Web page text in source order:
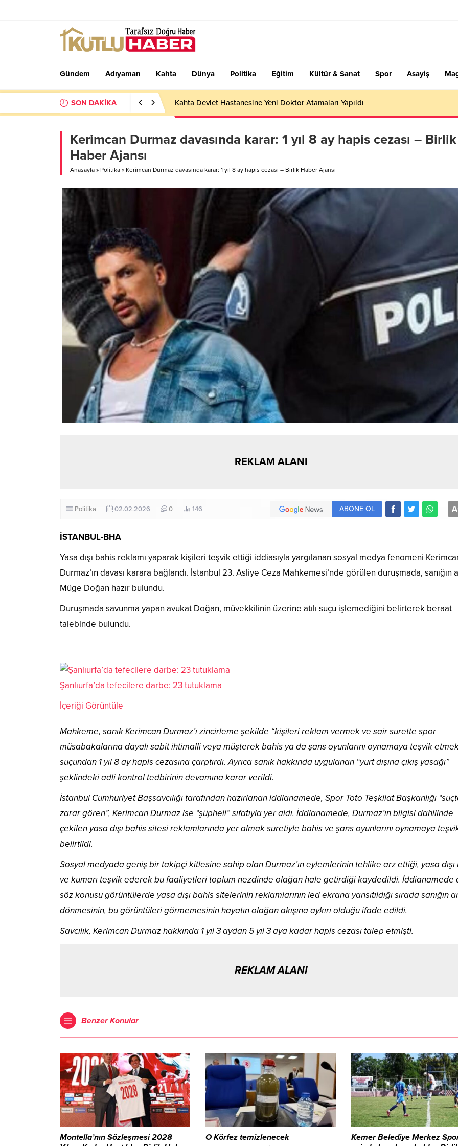
Gündem Adıyaman Kahta Dünya Politika Eğitim Kültür & Sanat Spor Asayiş
SON DAKİKA Kahta Devlet Hastanesine Yeni Doktor Atamaları Yapıldı
Kerimcan Durmaz davasında karar: 1 yıl 8 ay hapis cezası – Birlik
Haber Ajansı
Anasayfa » Politika » Kerimcan Durmaz davasında karar: 1 yıl 8 ay hapis cezası – Birlik Haber Ajansı
REKLAM ALANI
Politika 02.02.2026 0 146 A
ABONE OL
İSTANBUL-BHA
Yasa dışı bahis reklamı yaparak kişileri teşvik ettiği iddiasıyla yargılanan sosyal medya fenomeni
Durmaz’ın davası karara bağlandı. İstanbul 23. Asliye Ceza Mahkemesi’nde görülen duruşmada, sanığın
Müge Doğan hazır bulundu.
Duruşmada savunma yapan avukat Doğan, müvekkilinin üzerine atılı suçu işlemediğini belirterek beraat
talebinde bulundu.
Şanlıurfa’da tefecilere darbe: 23 tutuklama
İçeriği Görüntüle
Mahkeme, sanık Kerimcan Durmaz’ı zincirleme şekilde “kişileri reklam vermek ve sair surette spor
müsabakalarına dayalı sabit ihtimalli veya müşterek bahis ya da şans oyunlarını oynamaya teşvik
suçundan 1 yıl 8 ay hapis cezasına çarptırdı. Ayrıca sanık hakkında uygulanan “yurt dışına çıkış yasağı”
şeklindeki adli kontrol tedbirinin devamına karar verildi.
İstanbul Cumhuriyet Başsavcılığı tarafından hazırlanan iddianamede, Spor Toto Teşkilat Başkanlığı
zarar gören”, Kerimcan Durmaz ise “şüpheli” sıfatıyla yer aldı. İddianamede, Durmaz’ın bilgisi dahilinde
çekilen yasa dışı bahis sitesi reklamlarında yer almak suretiyle bahis ve şans oyunlarını oynamaya
belirtildi.
Sosyal medyada geniş bir takipçi kitlesine sahip olan Durmaz’ın eylemlerinin tehlike arz ettiği, yasa dışı
ve kumarı teşvik ederek bu faaliyetleri toplum nezdinde olağan hale getirdiği kaydedildi. İddianamede
söz konusu görüntülerde yasa dışı bahis sitelerinin reklamlarının led ekrana yansıtıldığı sırada sanığın
dönmesinin, bu görüntüleri görmemesinin hayatın olağan akışına aykırı olduğu ifade edildi.
Savcılık, Kerimcan Durmaz hakkında 1 yıl 3 aydan 5 yıl 3 aya kadar hapis cezası talep etmişti.
REKLAM ALANI
Benzer Konular
Montella’nın Sözleşmesi 2028
O Körfez temizlenecek
Kemer Belediye Merkez